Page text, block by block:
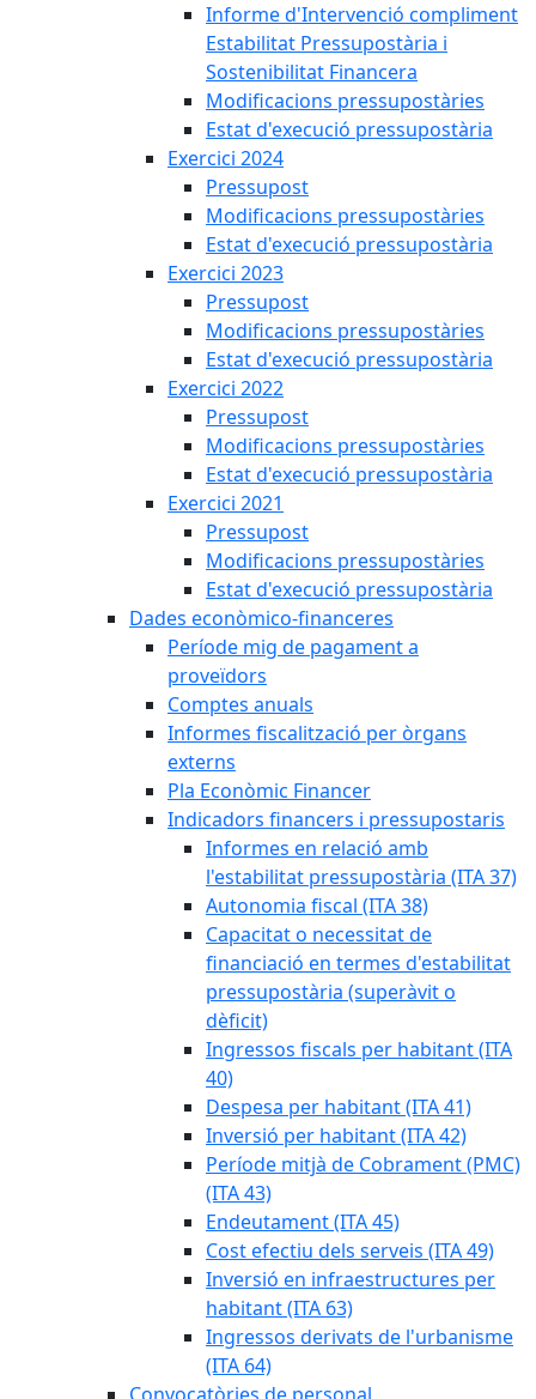
Informe d'Intervenció compliment
Estabilitat Pressupostària i
Sostenibilitat Financera
Modificacions pressupostàries
Estat d'execució pressupostària
Exercici 2024
Pressupost
Modificacions pressupostàries
Estat d'execució pressupostària
Exercici 2023
Pressupost
Modificacions pressupostàries
Estat d'execució pressupostària
Exercici 2022
Pressupost
Modificacions pressupostàries
Estat d'execució pressupostària
Exercici 2021
Pressupost
Modificacions pressupostàries
Estat d'execució pressupostària
Dades econòmico-financeres
Període mig de pagament a
proveïdors
Comptes anuals
Informes fiscalització per òrgans
externs
Pla Econòmic Financer
Indicadors financers i pressupostaris
Informes en relació amb
l'estabilitat pressupostària (ITA 37)
Autonomia fiscal (ITA 38)
Capacitat o necessitat de
financiació en termes d'estabilitat
pressupostària (superàvit o
dèficit)
Ingressos fiscals per habitant (ITA
40)
Despesa per habitant (ITA 41)
Inversió per habitant (ITA 42)
Període mitjà de Cobrament (PMC)
(ITA 43)
Endeutament (ITA 45)
Cost efectiu dels serveis (ITA 49)
Inversió en infraestructures per
habitant (ITA 63)
Ingressos derivats de l'urbanisme
(ITA 64)